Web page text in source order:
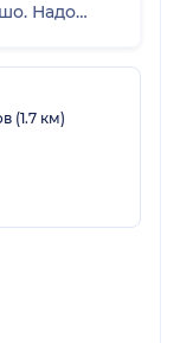
Надо
отличные.
(1.7 км)